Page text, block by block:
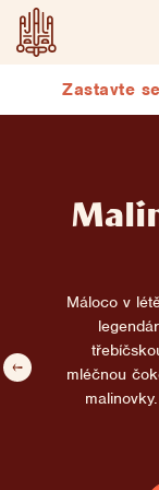
Přejít
obsah
Zastavte
e
Máloco v
mléčnou